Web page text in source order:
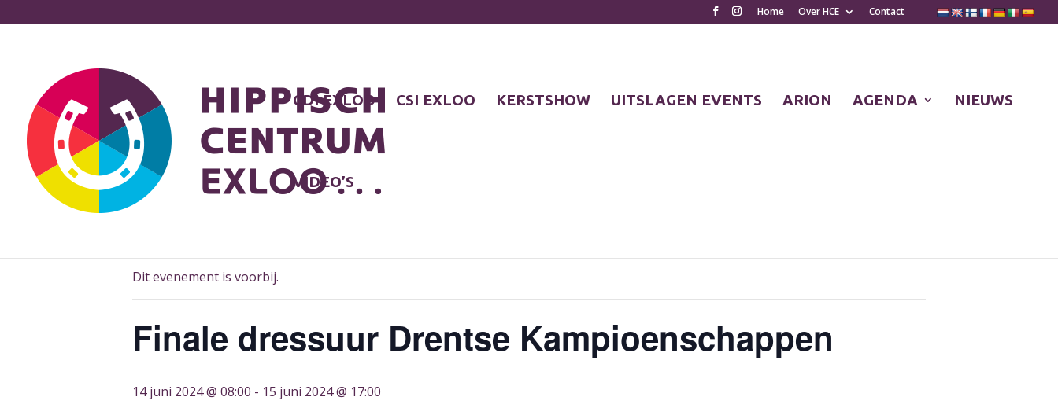
Home Over HCE Contact
CDI EXLOO CSI EXLOO KERSTSHOW UITSLAGEN EVENTS ARION AGENDA NIEUWS
VIDEO’S
Dit evenement is voorbij.
Finale dressuur Drentse Kampioenschappen
14 juni 2024 @ 08:00 - 15 juni 2024 @ 17:00